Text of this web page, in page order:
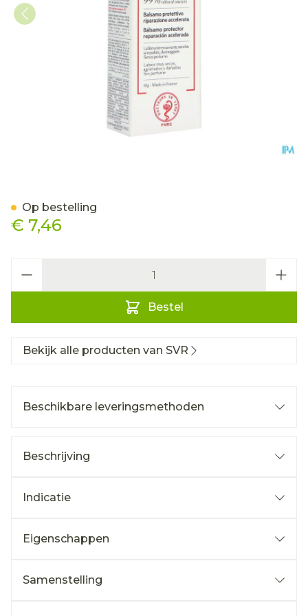
€ 7,46
Bestel
Op bestelling
Bekijk alle producten van SVR
Beschikbare leveringsmethoden
Beschrijving
Indicatie
Eigenschappen
Samenstelling